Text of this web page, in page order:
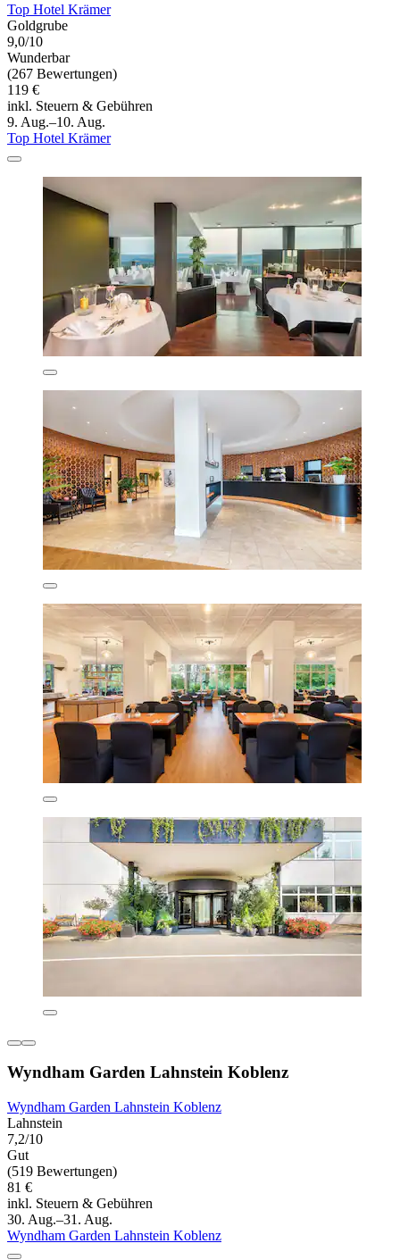
Top Hotel Krämer
Goldgrube
9,0/10
Wunderbar
(267 Bewertungen)
119 €
inkl. Steuern & Gebühren
9. Aug.–10. Aug.
Top Hotel Krämer
Wyndham Garden Lahnstein Koblenz
Wyndham Garden Lahnstein Koblenz
Lahnstein
7,2/10
Gut
(519 Bewertungen)
81 €
inkl. Steuern & Gebühren
30. Aug.–31. Aug.
Wyndham Garden Lahnstein Koblenz